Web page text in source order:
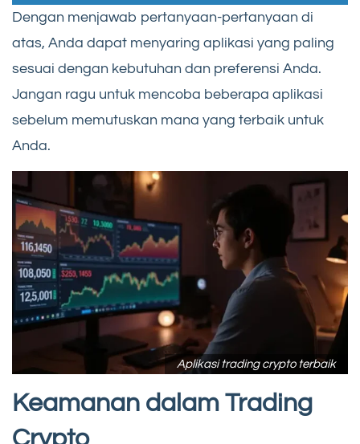
Dengan menjawab pertanyaan-pertanyaan di
atas, Anda dapat menyaring aplikasi yang paling
sesuai dengan kebutuhan dan preferensi Anda.
Jangan ragu untuk mencoba beberapa aplikasi
sebelum memutuskan mana yang terbaik untuk
Anda.
Aplikasi trading crypto terbaik
Keamanan dalam Trading
Crypto